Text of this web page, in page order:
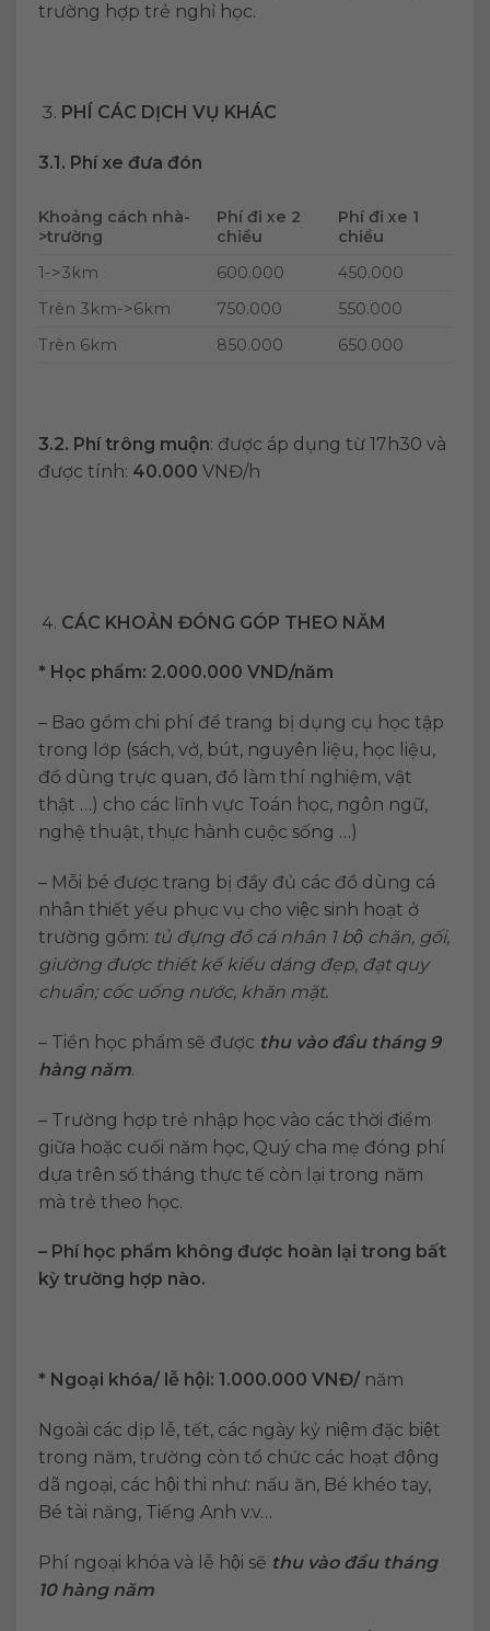
trường hợp trẻ nghỉ học.
PHÍ CÁC DỊCH VỤ KHÁC
3.1. Phí xe đưa đón
Khoảng cách nhà-
>trường
Phí đi xe 2
chiều
Phí đi xe 1
chiều
1->3km
600.000
450.000
Trên 3km->6km
750.000
550.000
Trên 6km
850.000 650.000
3.2. Phí trông muộn: được áp dụng từ 17h30 và
được tính: 40.000 VNĐ/h
CÁC KHOẢN ĐÓNG GÓP THEO NĂM
* Học phẩm: 2.000.000 VND/năm
– Bao gồm chi phí để trang bị dụng cụ học tập
trong lớp (sách, vở, bút, nguyên liệu, học liệu,
đồ dùng trực quan, đồ làm thí nghiệm, vật
thật …) cho các lĩnh vực Toán học, ngôn ngữ,
nghệ thuật, thực hành cuộc sống …)
– Mỗi bé được trang bị đầy đủ các đồ dùng cá
nhân thiết yếu phục vụ cho việc sinh hoạt ở
trường gồm: tủ đựng đồ cá nhân 1 bộ chăn, gối,
giường được thiết kế kiểu dáng đẹp, đạt quy
chuẩn; cốc uống nước, khăn mặt.
– Tiền học phẩm sẽ được thu vào đầu tháng 9
hàng năm.
– Trường hợp trẻ nhập học vào các thời điểm
giữa hoặc cuối năm học, Quý cha mẹ đóng phí
dựa trên số tháng thực tế còn lại trong năm
mà trẻ theo học.
– Phí học phẩm không được hoàn lại trong bất
kỳ trường hợp nào.
* Ngoại khóa/ lễ hội: 1.000.000 VNĐ/ năm
Ngoài các dịp lễ, tết, các ngày kỷ niệm đặc biệt
trong năm, trường còn tổ chức các hoạt động
dã ngoại, các hội thi như: nấu ăn, Bé khéo tay,
Bé tài năng, Tiếng Anh v.v…
Phí ngoại khóa và lễ hội sẽ thu vào đầu tháng
10 hàng năm